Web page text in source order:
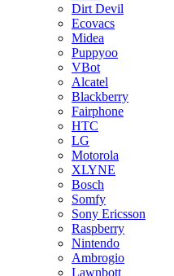
Dirt Devil
Ecovacs
Midea
Puppyoo
VBot
Alcatel
Blackberry
Fairphone
HTC
LG
Motorola
XLYNE
Bosch
Somfy
Sony Ericsson
Raspberry
Nintendo
Ambrogio
Lawnbott